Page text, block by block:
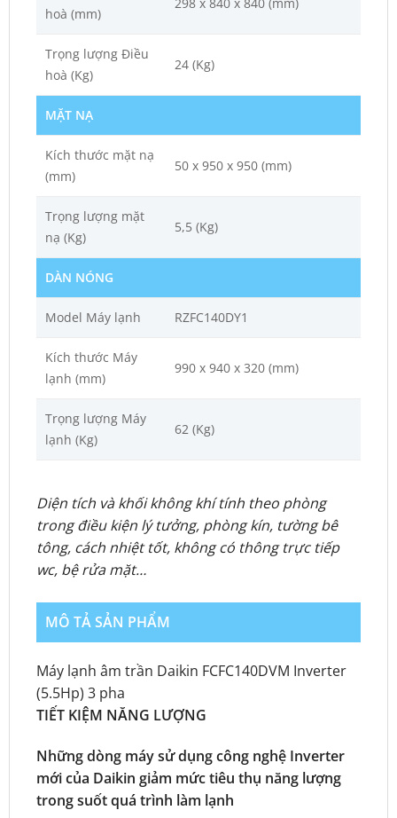
hoà (mm)
Trọng lượng Điều
hoà (Kg)
24 (Kg)
MẶT NẠ
Kích thước mặt nạ
(mm)
50 x 950 x 950 (mm)
Trọng lượng mặt
nạ (Kg)
5,5 (Kg)
DÀN NÓNG
Model Máy lạnh RZFC140DY1
Kích thước Máy
lạnh (mm)
990 x 940 x 320 (mm)
Trọng lượng Máy
lạnh (Kg)
62 (Kg)
Diện tích và khối không khí tính theo phòng
trong điều kiện lý tưởng, phòng kín, tường bê
tông, cách nhiệt tốt, không có thông trực tiếp
wc, bệ rửa mặt…
MÔ TẢ SẢN PHẨM
Máy lạnh âm trần Daikin FCFC140DVM Inverter
(5.5Hp) 3 pha
TIẾT KIỆM NĂNG LƯỢNG
Những dòng máy sử dụng công nghệ Inverter
mới của Daikin giảm mức tiêu thụ năng lượng
trong suốt quá trình làm lạnh